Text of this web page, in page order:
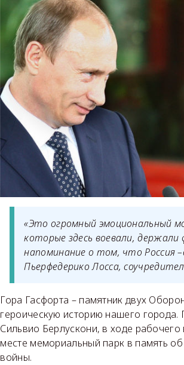
«Это огромный эмоциональный
которые здесь воевали,
напоминание о том, что Россия
Пьерфедерико Лосса,
Гора Гасфорта – памятник двух
героическую историю нашего
Сильвио Берлускони, в ходе рабочего
месте мемориальный парк в память
войны.